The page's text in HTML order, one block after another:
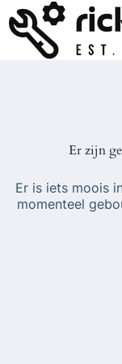
naar
de
inhoud
Er zijn
Er is iets moois
momenteel